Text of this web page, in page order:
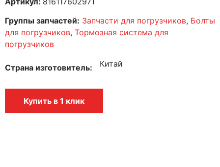
Группы запчастей: Запчасти для погрузчиков, Болты
для погрузчиков, Тормозная система для
погрузчиков
Страна изготовитель Китай
Купить в 1 клик